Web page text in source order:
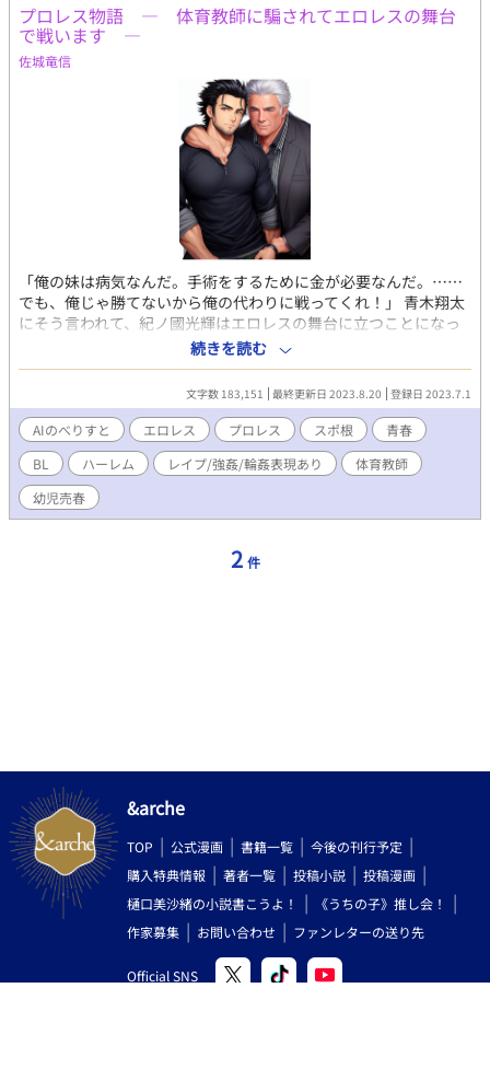
プロレス物語 ― 体育教師に騙されてエロレスの舞台
で戦います ―
佐城竜信
「俺の妹は病気なんだ。手術をするために金が必要なんだ。……
でも、俺じゃ勝てないから俺の代わりに戦ってくれ！」 青木翔太
にそう言われて、紀ノ國光輝はエロレスの舞台に立つことになっ
た。 10年前の柔道金メダリストの獅子王隼人。日本最大手のプロ
レス団体『超日本プロレス』の看板レスラー権田原雄三、現役ア
イドルの北条幸人。柔道部顧問の黒岩大吾、そしてレスリング部
顧問の青木翔太。彼らと関わり合いながら、光輝はプロレスラー
になるための階段を昇り詰めていく。 ※メインキャラは名前で、
サブキャラは名字で表示しています。たまに変化するかもしれま
せん。 ※AIのべりすととの合作です。 ※設定色々入れていくと突
然トランス状態になってストーリーは知らせてくれるから、ノベ
ルゲームやってる気分になれるAIのべりすとちゃんマジ天使！！
続きを読む
文字数 183,151 最終更新日 2023.8.20 登録日 2023.7.1
AIのべりすと エロレス プロレス スポ根
青春
BL
ハーレム レイプ/強姦/輪姦表現あり
体育教師
幼児売春
2 件
&arche
TOP 公式漫画 書籍一覧
今後の刊行予定
購入特典情報
著者一覧 投稿小説
投稿漫画
樋口美沙緒の小説書こうよ！
《うちの子》推し会！
作家募集
お問い合わせ ファンレターの送り先
Official SNS